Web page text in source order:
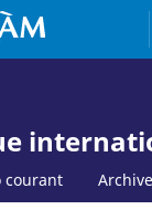
courant